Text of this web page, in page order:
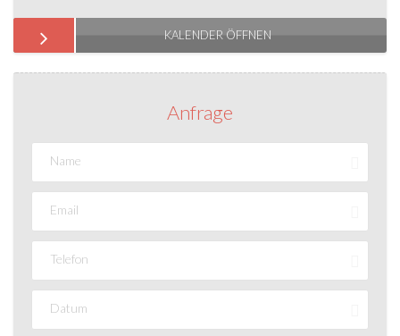
KALENDER ÖFFNEN
Anfrage